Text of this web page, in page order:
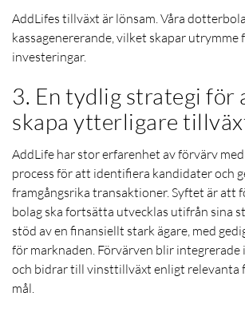
AddLifes tillväxt är lönsam. Våra
kassagenererande, vilket skapar utrymme
investeringar.
3. En tydlig strategi för
skapa ytterligare
AddLife har stor erfarenhet av förvärv
process för att identifiera kandidater och
framgångsrika transaktioner. Syftet är att
bolag ska fortsätta utvecklas utifrån sina
stöd av en finansiellt stark ägare, med
för marknaden. Förvärven blir integrerade
och bidrar till vinsttillväxt enligt relevanta
mål.